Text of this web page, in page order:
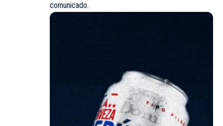
comunicado.